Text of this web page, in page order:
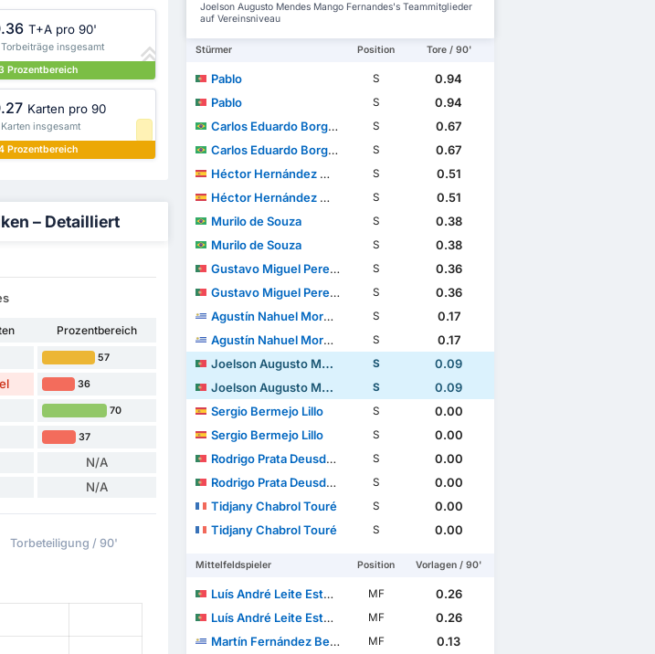
T+A pro 90'
insgesamt
Prozentbereich
Karten pro 90
insgesamt
Prozentbereich
– Detailliert
Prozentbereich
57
36
70
37
N/A
N/A
Torbeteiligung / 90'
Joelson Augusto Mendes Mango Fernandes's Teammitglieder
auf Vereinsniveau
Stürmer Position Tore / 90'
Pablo S
0.94
Pablo
S
0.94
Carlos Eduardo Borges Parente
S
0.67
Carlos Eduardo Borges Parente
S
0.67
Héctor Hernández Marrero
S
0.51
Héctor Hernández Marrero
S
0.51
Murilo de Souza
S
0.38
Murilo de Souza
S
0.38
Gustavo Miguel Pereira De Sousa
S
0.36
Gustavo Miguel Pereira De Sousa
S
0.36
Agustín Nahuel Moreira Morales
S
0.17
Agustín Nahuel Moreira Morales
S
0.17
Joelson Augusto Mendes Mango Fernandes
S
0.09
Joelson Augusto Mendes Mango Fernandes
S
0.09
Sergio Bermejo Lillo
S
0.00
Sergio Bermejo Lillo
S
0.00
Rodrigo Prata Deusdado Rodrigues
S
0.00
Rodrigo Prata Deusdado Rodrigues
S
0.00
Tidjany Chabrol Touré
S
0.00
Tidjany Chabrol Touré
S 0.00
Mittelfeldspieler Position Vorlagen / 90'
Luís André Leite Esteves MF
0.26
Luís André Leite Esteves
MF
0.26
Martín Fernández Benítez
MF
0.13